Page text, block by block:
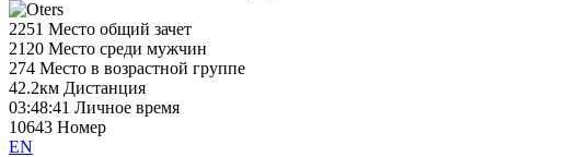
2251 Место общий зачет
2120 Место среди мужчин
274 Место в возрастной группе
42.2км Дистанция
03:48:41 Личное время
10643 Номер
EN